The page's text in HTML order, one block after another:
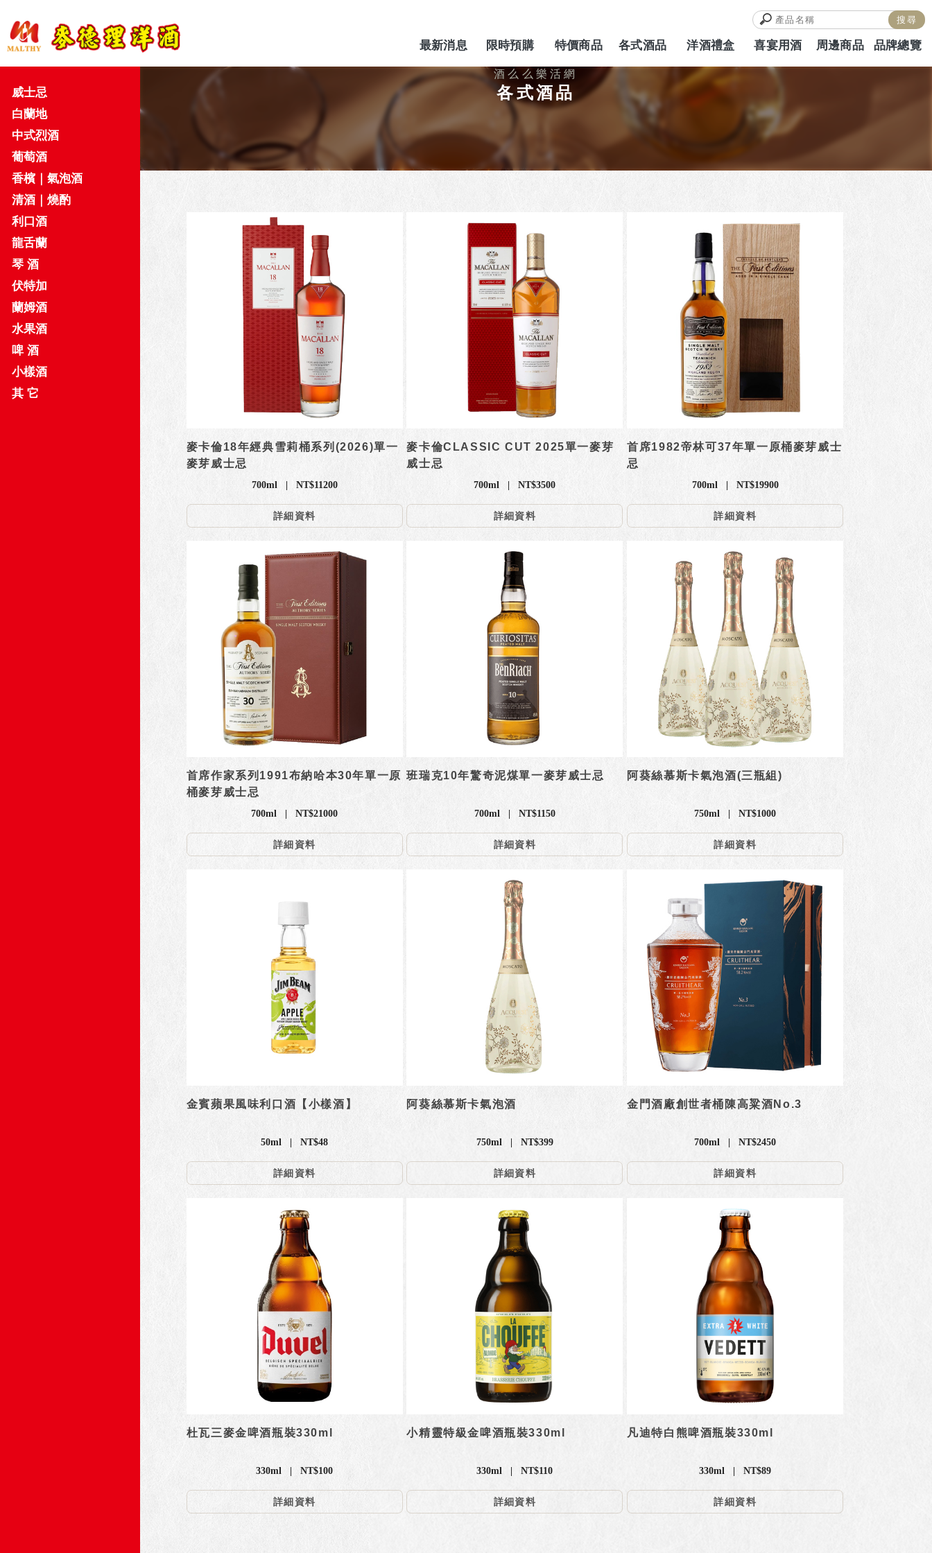
最新消息
NEWS
限時預購
PREORDER
特價商品
SPECIAL
各式酒品 洋酒禮盒
HAMPERS
喜宴用酒
WEDDING
周邊商品 品牌總覽
各式酒品
麥卡倫18年經典雪莉桶系列(2026)單一
麥芽威士忌
700ml | NT$11200
詳細資料
麥卡倫CLASSIC CUT 2025單一麥芽
威士忌
700ml | NT$3500
詳細資料
首席1982帝林可37年單一原桶麥芽威士
忌
700ml | NT$19900
詳細資料
首席作家系列1991布納哈本30年單一原
桶麥芽威士忌
700ml | NT$21000
詳細資料
班瑞克10年驚奇泥煤單一麥芽威士忌
700ml | NT$1150
詳細資料
阿葵絲慕斯卡氣泡酒(三瓶組)
750ml | NT$1000
詳細資料
金賓蘋果風味利口酒【小樣酒】
50ml | NT$48
詳細資料
阿葵絲慕斯卡氣泡酒
750ml | NT$399
詳細資料
金門酒廠創世者桶陳高粱酒No.3
700ml | NT$2450
詳細資料
杜瓦三麥金啤酒瓶裝330ml
330ml | NT$100
詳細資料
小精靈特級金啤酒瓶裝330ml
330ml | NT$110
詳細資料
凡迪特白熊啤酒瓶裝330ml
330ml | NT$89
詳細資料
威士忌
白蘭地
中式烈酒
葡萄酒
香檳｜氣泡酒
清酒｜燒酌
利口酒
龍舌蘭
琴 酒
伏特加
蘭姆酒
水果酒
啤 酒
小樣酒
其 它